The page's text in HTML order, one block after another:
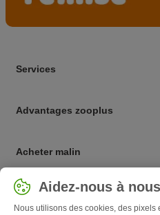
Services
Advantages zooplus
Acheter malin
Sélectionnez votre pays
Belgique / BE
Aidez-nous à
Nous utilisons des cookies, des